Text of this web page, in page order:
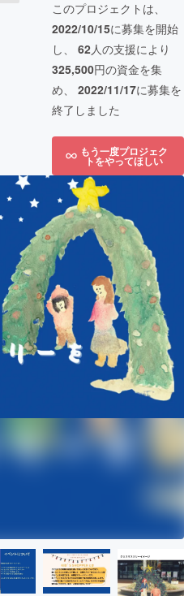
このプロジェクトは、
2022/10/15に募集を開始
し、 62人の支援により
325,500円の資金を集
め、 2022/11/17に募集を
終了しました
もう一度プロジェク
トをやってほしい